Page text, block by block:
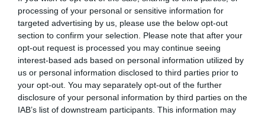
processing of your personal or sensitive information for
targeted advertising by us, please use the below opt-out
section to confirm your selection. Please note that after your
opt-out request is processed you may continue seeing
interest-based ads based on personal information utilized by
us or personal information disclosed to third parties prior to
your opt-out. You may separately opt-out of the further
disclosure of your personal information by third parties on the
IAB’s list of downstream participants. This information may
Nemcsak Kulcsár Edinára, de az üzletemberre is rátalált
már a szerelem a három évvel ezelőtti válásuk óta. Ő
Sudár Bianka személyében találta meg az új párját, akivel
idén Valentin-napon is különleges helyre utaztak.
Korábban már Bianka is kifejtette, milyen a kapcsolata a
gyerekekkel.
Megosztás: Facebook